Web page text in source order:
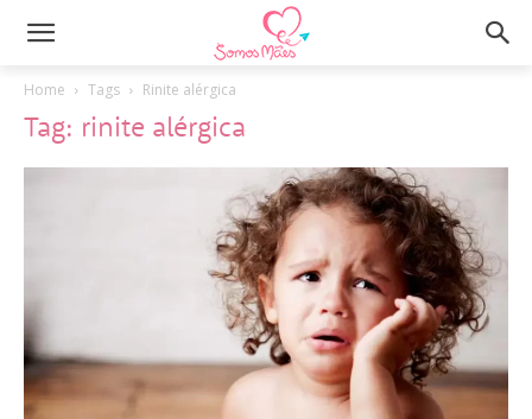
Home Tags Rinite alérgica
Tag: rinite alérgica